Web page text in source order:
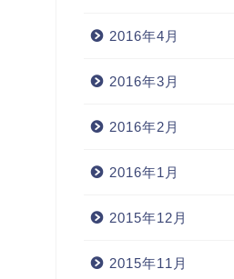
2016年4月
2016年3月
2016年2月
2016年1月
2015年12月
2015年11月